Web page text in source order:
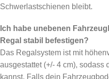
Schwerlastschienen bleibt.
Ich habe unebenen
Regal stabil befestigen?
Das Regalsystem ist mit
ausgestattet (+/- 4 cm),
kannst. Falls dein